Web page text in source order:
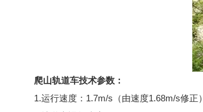
爬山轨道车技术参数：
1.运行速度：1.7m/s（由速度1.68m/s修正）